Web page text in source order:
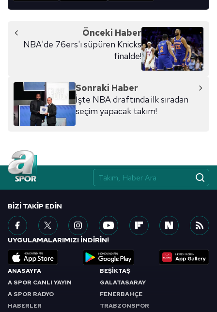
Önceki Haber
NBA'de 76ers'ı süpüren Knicks
finalde!
Sonraki Haber
İşte NBA draftında ilk sıradan
seçim yapacak takım!
ANASAYFA
A SPOR CANLI YAYIN
A SPOR RADYO
HABERLER
BEŞİKTAŞ
GALATASARAY
FENERBAHÇE
TRABZONSPOR
BIZI TAKIP EDIN
UYGULAMALARIMIZI İNDİRİN!